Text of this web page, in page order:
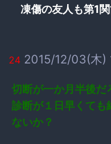
凍傷の友人も第1
24 2015/12/03(木)
切断が一か月半後だ
診断が１日早くても
ないか？